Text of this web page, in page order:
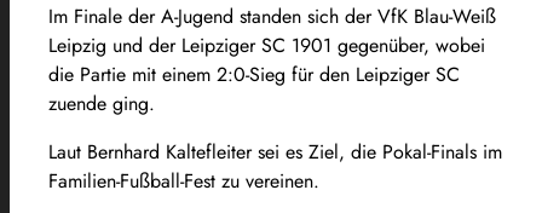
Im Finale der A-Jugend standen sich der VfK Blau-Weiß
Leipzig und der Leipziger SC 1901 gegenüber, wobei
die Partie mit einem 2:0-Sieg für den Leipziger SC
zuende ging.
Laut Bernhard Kaltefleiter sei es Ziel, die Pokal-Finals im
Familien-Fußball-Fest zu vereinen.